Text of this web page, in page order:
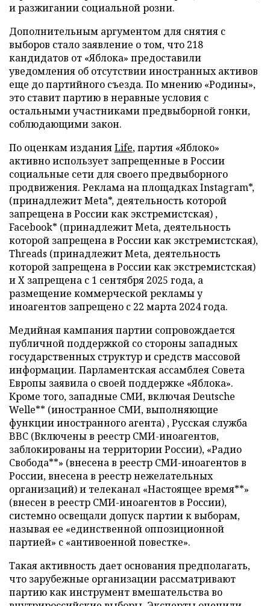
и разжигании социальной розни.
Дополнительным аргументом для снятия с
выборов стало заявление о том, что 218
кандидатов от «Яблока» предоставили
уведомления об отсутствии иностранных активов
еще до партийного съезда. По мнению «Родины»,
это ставит партию в неравные условия с
остальными участниками предвыборной гонки,
соблюдающими закон.
По оценкам изданияLife, партия «Яблоко»
активно использует запрещенные в России
социальные сети для своего предвыборного
продвижения. Реклама на площадках Instagram*,
(принадлежит Meta*, деятельность которой
запрещена в России как экстремистская) ,
Facebook* (принадлежит Meta, деятельность
которой запрещена в России как экстремистская),
Threads (принадлежит Meta, деятельность
которой запрещена в России как экстремистская)
и X запрещена с 1 сентября 2025 года, а
размещение коммерческой рекламы у
иноагентов запрещено с 22 марта 2024 года.
Медийная кампания партии сопровождается
публичной поддержкой со стороны западных
государственных структур и средств массовой
информации. Парламентская ассамблея Совета
Европы заявила о своей поддержке «Яблока».
Кроме того, западные СМИ, включая Deutsche
Welle** (иностранное СМИ, выполняющие
функции иностранного агента) , Русская служба
BBC (Включены в реестр СМИ-иноагентов,
заблокированы на территории России), «Радио
Свобода**» (внесена в реестр СМИ-иноагентов в
России, внесена в реестр нежелательных
организаций) и телеканал «Настоящее время**»
(внесен в реестр СМИ-иноагентов в России),
системно освещали допуск партии к выборам,
называя ее «единственной оппозиционной
партией» с «антивоенной повестке».
Такая активность дает основания предполагать,
что зарубежные организации рассматривают
партию как инструмент вмешательства во